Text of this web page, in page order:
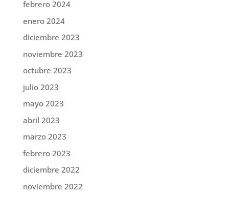
febrero 2024
enero 2024
diciembre 2023
noviembre 2023
octubre 2023
julio 2023
mayo 2023
abril 2023
marzo 2023
febrero 2023
diciembre 2022
noviembre 2022